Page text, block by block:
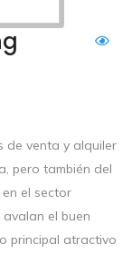
de venta y alquiler
pero también del
el sector
el buen
principal atractivo